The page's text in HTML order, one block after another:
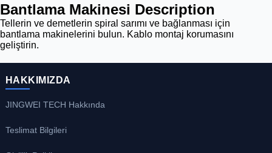
Bantlama Makinesi Description
Tellerin ve demetlerin spiral sarımı ve bağlanması için
bantlama makinelerini bulun. Kablo montaj korumasını
geliştirin.
HAKKIMIZDA
JINGWEI TECH Hakkında
Teslimat Bilgileri